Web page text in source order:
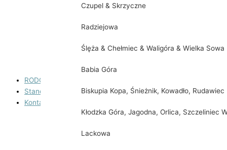
Czupel & Skrzyczne
Radziejowa
Ślęża & Chełmiec & Waligóra & Wielka Sowa
Babia Góra
Biskupia Kopa, Śnieżnik, Kowadło, Rudawiec
Kłodzka Góra, Jagodna, Orlica, Szczeliniec
Lackowa
Regulamin korzystania z obiektów sportowych
RODO
Standardy ochrony małoletnich
Kontakt